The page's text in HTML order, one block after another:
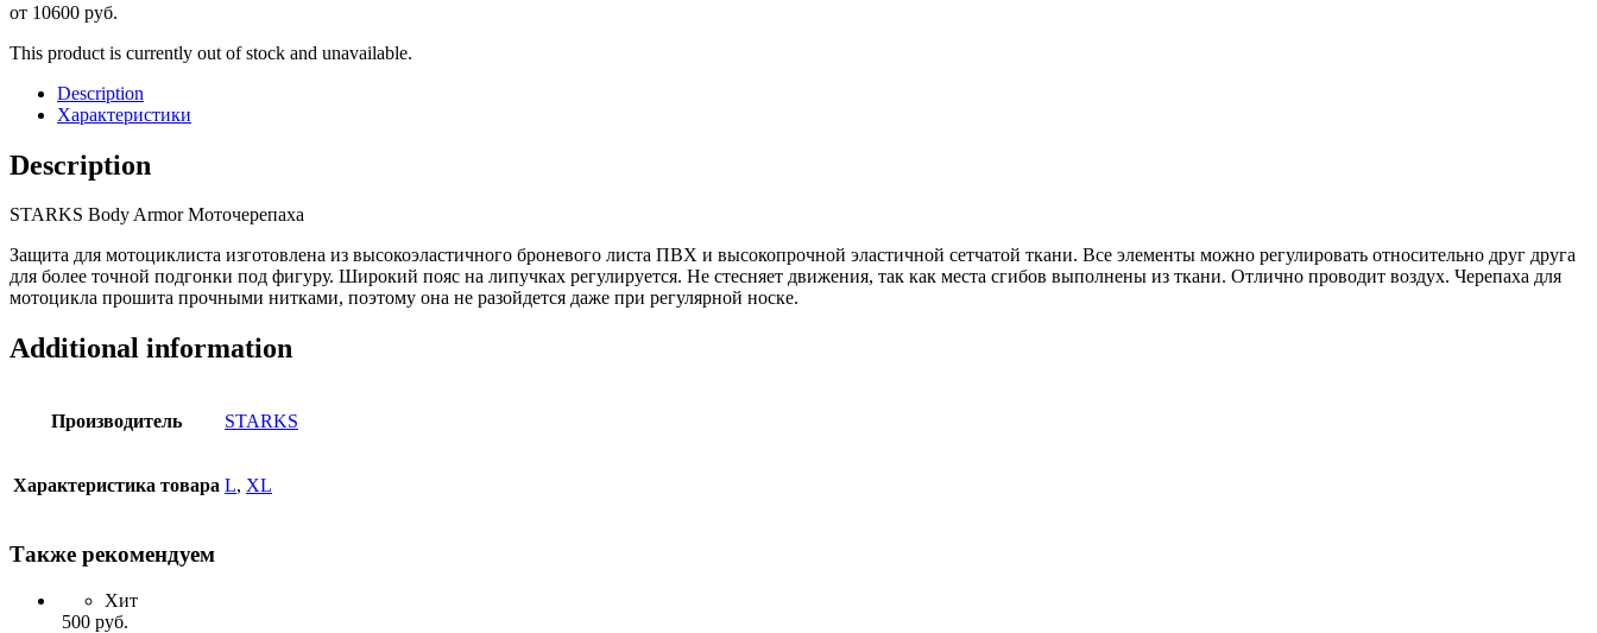
от 10600 руб.
This product is currently out of stock and unavailable.
Description
Характеристики
Description
STARKS Body Armor Моточерепаха
Защита для мотоциклиста изготовлена из высокоэластичного броневого листа ПВХ и высокопрочной эластичной сетчатой ткани. Все элементы можно регулировать относительно друг друга
для более точной подгонки под фигуру. Широкий пояс на липучках регулируется. Не стесняет движения, так как места сгибов выполнены из ткани. Отлично проводит воздух. Черепаха для
мотоцикла прошита прочными нитками, поэтому она не разойдется даже при регулярной носке.
Additional information
Производитель STARKS
Характеристика товара L, XL
Также рекомендуем
Хит
500 руб.